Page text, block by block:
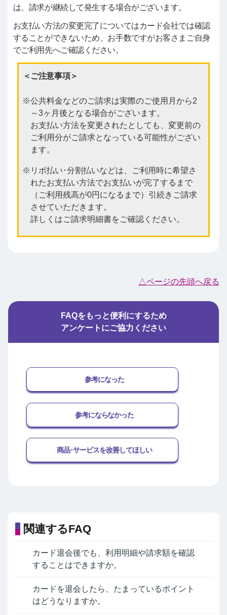
は、請求が継続して発生する場合がございます。
お支払い方法の変更完了についてはカード会社では確認
することができないため、お手数ですがお客さまご自身
でご利用先へご確認ください。
＜ご注意事項＞
公共料金などのご請求は実際のご使用月から2
～3ヶ月後となる場合がございます。
お支払い方法を変更されたとしても、変更前の
ご利用分がご請求となっている可能性がござい
ます。
リボ払い･分割払いなどは、ご利用時に希望さ
れたお支払い方法でお支払いが完了するまで
（ご利用残高が0円になるまで）引続きご請求
させていただきます。
詳しくはご請求明細書をご確認ください。
△ページの先頭へ戻る
FAQをもっと便利にするため
アンケートにご協力ください
参考になった
参考にならなかった
商品･サービスを改善してほしい
関連するFAQ
カード退会後でも、利用明細や請求額を確認
することはできますか。
カードを退会したら、たまっているポイント
はどうなりますか。